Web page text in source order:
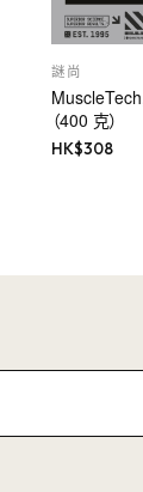
謎尚
（400 克）
HK$308